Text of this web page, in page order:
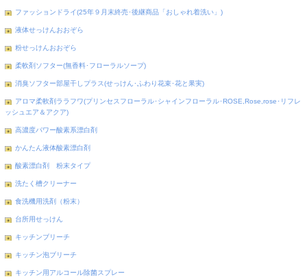
ファッションドライ(25年９月末終売･後継商品「おしゃれ着洗い」)
液体せっけんおおぞら
粉せっけんおおぞら
柔軟剤ソフター(無香料･フローラルソープ)
消臭ソフター部屋干しプラス(せっけん･ふわり花束･花と果実)
アロマ柔軟剤ララフワ(プリンセスフローラル･シャインフローラル･ROSE,Rose,rose･リフレ
ッシュエア＆アクア)
高濃度パワー酸素系漂白剤
かんたん液体酸素漂白剤
酸素漂白剤 粉末タイプ
洗たく槽クリーナー
食洗機用洗剤（粉末）
台所用せっけん
キッチンブリーチ
キッチン泡ブリーチ
キッチン用アルコール除菌スプレー